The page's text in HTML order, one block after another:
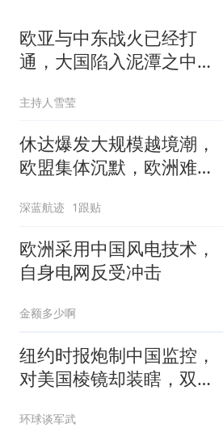
欧亚与中东战火已经打
通，大国陷入泥潭之中，
主持人雪莹
休达爆发大规模越境潮，
欧盟集体沉默，欧洲难题
深蓝航迹 1跟贴
欧洲采用中国风电技术，
自身电网反受冲击
金额多少啊
纽约时报炮制中国监控，
对美国棱镜却装瞎，双标
环球谈军武